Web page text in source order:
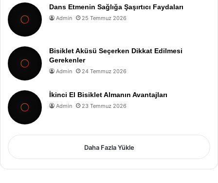
Dans Etmenin Sağlığa Şaşırtıcı Faydaları
Admin 25 Temmuz 2026
Bisiklet Aküsü Seçerken Dikkat Edilmesi
Gerekenler
Admin 24 Temmuz 2026
İkinci El Bisiklet Almanın Avantajları
Admin 23 Temmuz 2026
Daha Fazla Yükle